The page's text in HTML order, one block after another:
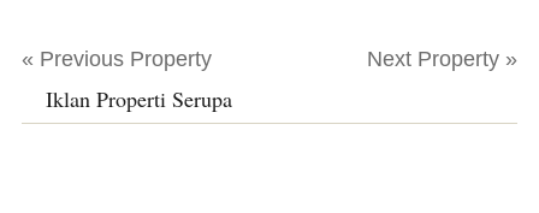
« Previous Property Next Property »
Iklan Properti Serupa